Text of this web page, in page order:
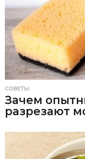
СОВЕТЫ
Зачем
разрезают